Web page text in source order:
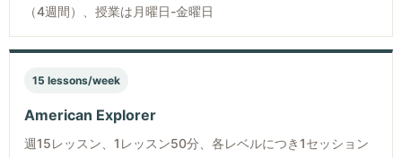
（4週間）、授業は月曜日-金曜日
15 lessons/week
American Explorer
週15レッスン、1レッスン50分、各レベルにつき1セッション